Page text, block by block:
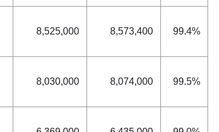
8,525,000 8,573,400 99.4%
8,030,000 8,074,000 99.5%